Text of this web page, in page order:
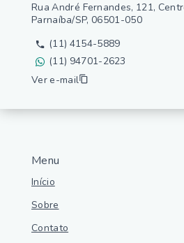
Menu
Início
Sobre
Contato
Rua André Fernandes, 121,
Parnaíba/SP, 06501-050
(11) 4154-5889
(11) 94701-2623
Ver e-mail